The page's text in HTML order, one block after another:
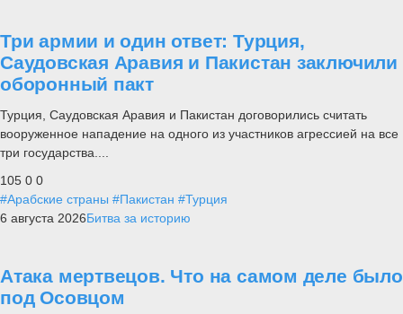
Три армии и один ответ: Турция,
Саудовская Аравия и Пакистан заключили
оборонный пакт
Турция, Саудовская Аравия и Пакистан договорились считать
вооруженное нападение на одного из участников агрессией на все
три государства....
105 0 0
#Арабские страны #Пакистан #Турция
6 августа 2026Битва за историю
Атака мертвецов. Что на самом деле было
под Осовцом